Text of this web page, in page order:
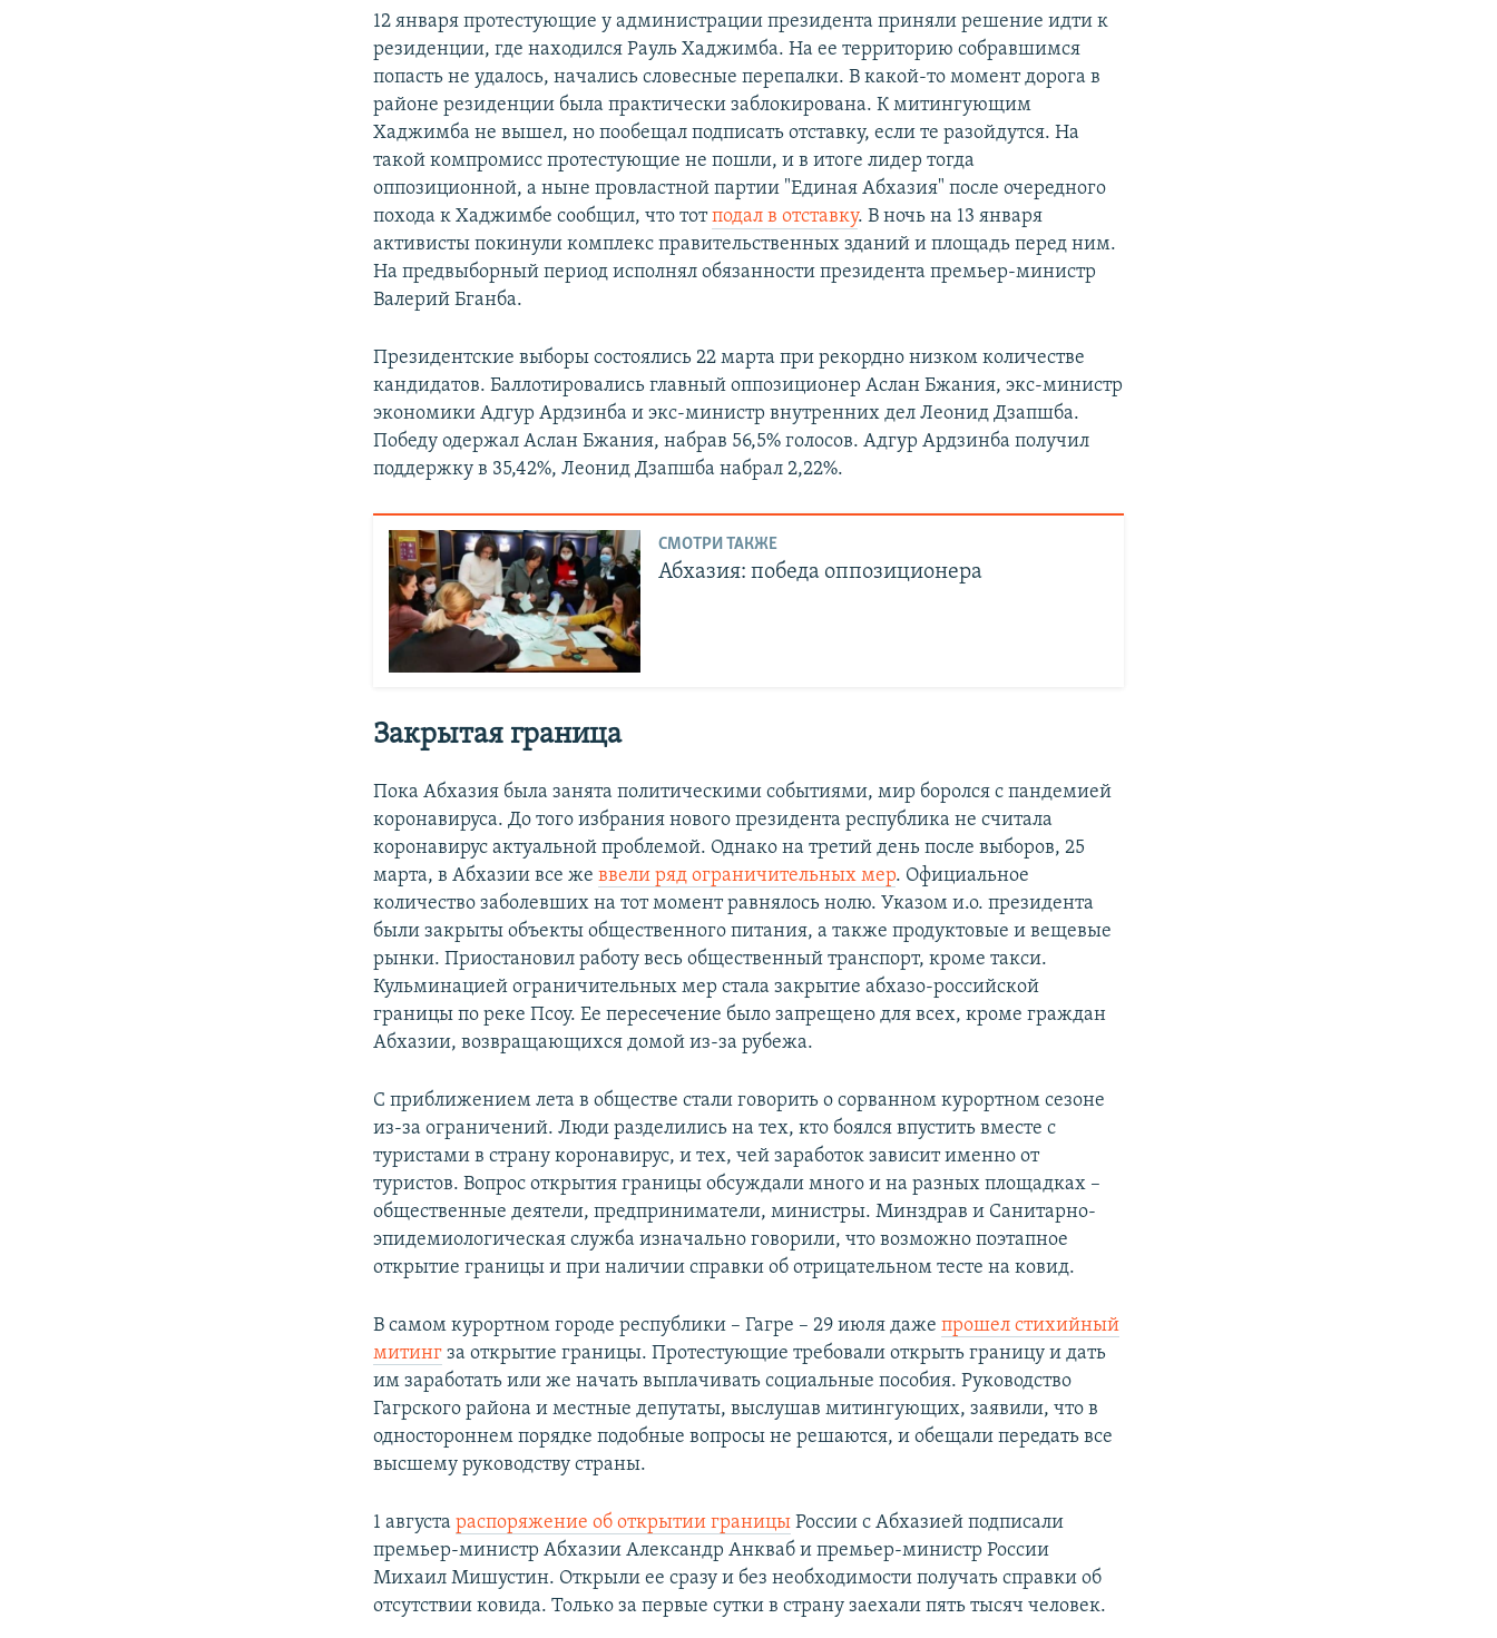
12 января протестующие у администрации президента приняли решение идти к
резиденции, где находился Рауль Хаджимба. На ее территорию собравшимся
попасть не удалось, начались словесные перепалки. В какой-то момент дорога в
районе резиденции была практически заблокирована. К митингующим
Хаджимба не вышел, но пообещал подписать отставку, если те разойдутся. На
такой компромисс протестующие не пошли, и в итоге лидер тогда
оппозиционной, а ныне провластной партии "Единая Абхазия" после очередного
похода к Хаджимбе сообщил, что тотподал в отставку. В ночь на 13 января
активисты покинули комплекс правительственных зданий и площадь перед ним.
На предвыборный период исполнял обязанности президента премьер-министр
Валерий Бганба.
Президентские выборы состоялись 22 марта при рекордно низком количестве
кандидатов. Баллотировались главный оппозиционер Аслан Бжания, экс-министр
экономики Адгур Ардзинба и экс-министр внутренних дел Леонид Дзапшба.
Победу одержал Аслан Бжания, набрав 56,5% голосов. Адгур Ардзинба получил
поддержку в 35,42%, Леонид Дзапшба набрал 2,22%.
СМОТРИ ТАКЖЕ
Абхазия: победа оппозиционера
Закрытая граница
Пока Абхазия была занята политическими событиями, мир боролся с пандемией
коронавируса. До того избрания нового президента республика не считала
коронавирус актуальной проблемой. Однако на третий день после выборов, 25
марта, в Абхазии все жеввели ряд ограничительных мер. Официальное
количество заболевших на тот момент равнялось нолю. Указом и.о. президента
были закрыты объекты общественного питания, а также продуктовые и вещевые
рынки. Приостановил работу весь общественный транспорт, кроме такси.
Кульминацией ограничительных мер стала закрытие абхазо-российской
границы по реке Псоу. Ее пересечение было запрещено для всех, кроме граждан
Абхазии, возвращающихся домой из-за рубежа.
С приближением лета в обществе стали говорить о сорванном курортном сезоне
из-за ограничений. Люди разделились на тех, кто боялся впустить вместе с
туристами в страну коронавирус, и тех, чей заработок зависит именно от
туристов. Вопрос открытия границы обсуждали много и на разных площадках –
общественные деятели, предприниматели, министры. Минздрав и Санитарно-
эпидемиологическая служба изначально говорили, что возможно поэтапное
открытие границы и при наличии справки об отрицательном тесте на ковид.
В самом курортном городе республики – Гагре – 29 июля дажепрошел стихийный
митинг за открытие границы. Протестующие требовали открыть границу и дать
им заработать или же начать выплачивать социальные пособия. Руководство
Гагрского района и местные депутаты, выслушав митингующих, заявили, что в
одностороннем порядке подобные вопросы не решаются, и обещали передать все
высшему руководству страны.
1 августараспоряжение об открытии границы России с Абхазией подписали
премьер-министр Абхазии Александр Анкваб и премьер-министр России
Михаил Мишустин. Открыли ее сразу и без необходимости получать справки об
отсутствии ковида. Только за первые сутки в страну заехали пять тысяч человек.